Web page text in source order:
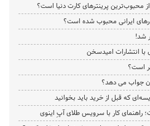
ایرانی محبوب شده است؟
شد!
با انتشارات امیدسخن
است؟
جواب می دهد؟
که قبل از خرید باید بخوانید
راهنمای کار با سرویس طلای آپِ اینوی